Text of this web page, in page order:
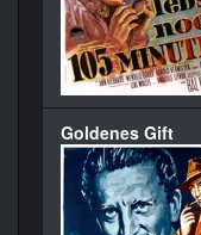
Goldenes Gift